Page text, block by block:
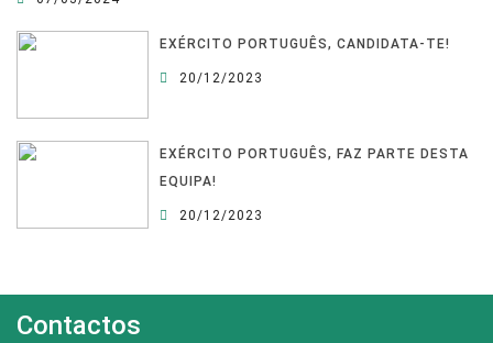
EXÉRCITO PORTUGUÊS, CANDIDATA-TE!
20/12/2023
EXÉRCITO PORTUGUÊS, FAZ PARTE DESTA
EQUIPA!
20/12/2023
Contactos